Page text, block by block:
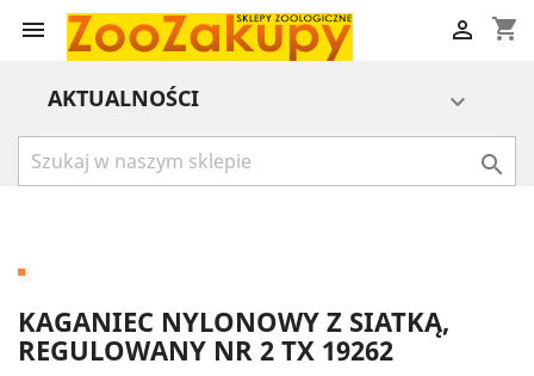
 shopping_cart

AKTUALNOŚCI 

KAGANIEC NYLONOWY Z SIATKĄ,
REGULOWANY NR 2 TX 19262